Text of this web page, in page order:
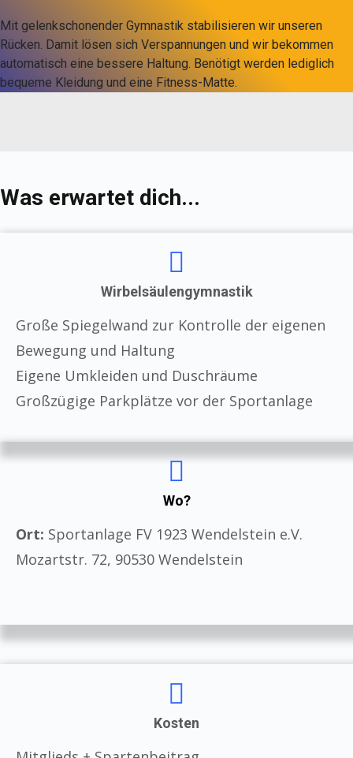
Mit gelenkschonender Gymnastik stabilisieren wir unseren
Rücken. Damit lösen sich Verspannungen und wir bekommen
automatisch eine bessere Haltung. Benötigt werden lediglich
bequeme Kleidung und eine Fitness-Matte.
Was erwartet dich...
Wirbelsäulengymnastik
Große Spiegelwand zur Kontrolle der eigenen
Bewegung und Haltung
Eigene Umkleiden und Duschräume
Großzügige Parkplätze vor der Sportanlage
Wo?
Ort: Sportanlage FV 1923 Wendelstein e.V.
Mozartstr. 72, 90530 Wendelstein
Kosten